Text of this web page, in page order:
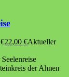
22,00 €Aktueller
der Ahnen